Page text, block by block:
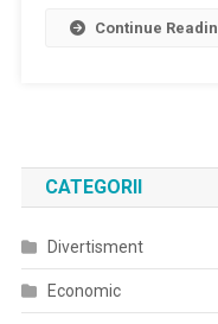
Continue
CATEGORII
Divertisment
Economic